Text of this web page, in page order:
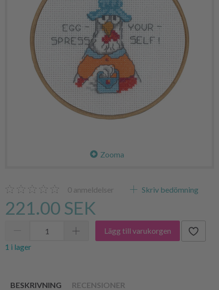
Zooma
0 anmeldelser Skriv bedömning
221.00 SEK
Lägg till varukorgen
1 i lager
BESKRIVNING RECENSIONER